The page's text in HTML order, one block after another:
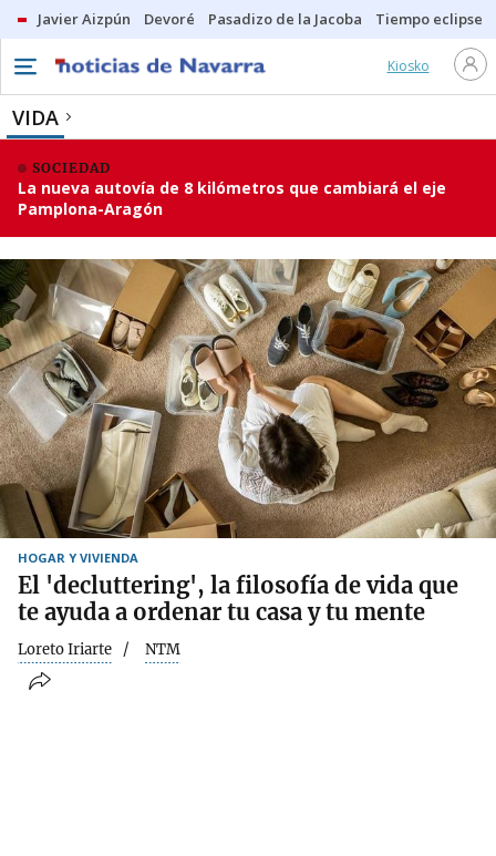
Javier Aizpún Devoré Pasadizo de la Jacoba Tiempo eclipse
Kiosko
VIDA
SOCIEDAD
La nueva autovía de 8 kilómetros que cambiará el eje
Pamplona-Aragón
HOGAR Y VIVIENDA
El 'decluttering', la filosofía de vida que
te ayuda a ordenar tu casa y tu mente
Loreto Iriarte NTM